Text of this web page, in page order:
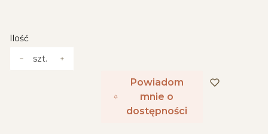
Ilość
szt.
Powiadom
mnie o
dostępności